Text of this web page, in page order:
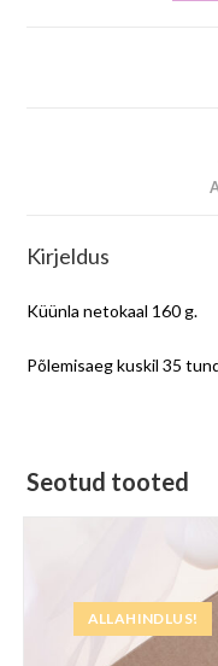
Kirjeldus
Küünla netokaal 160 g.
Põlemisaeg kuskil 35
Seotud tooted
ALLAHINDLUS!